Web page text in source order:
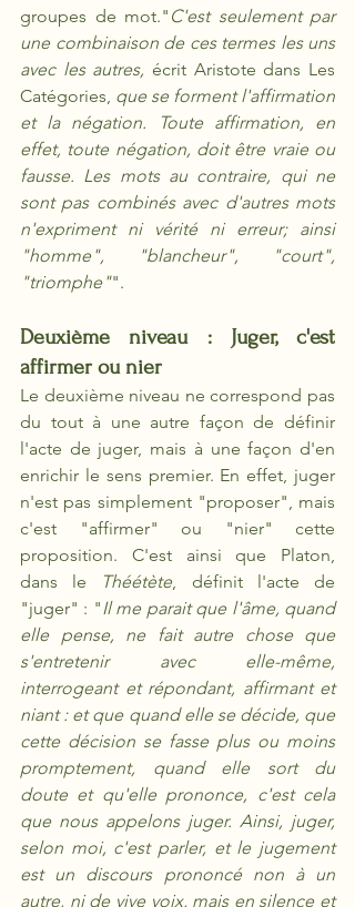
groupes de mot." C'est seulement par
une combinaison de ces termes les uns
avec les autres, écrit Aristote dans Les
Catégories, que se forment l'affirmation
et la négation. Toute affirmation, en
effet, toute négation, doit être vraie ou
fausse. Les mots au contraire, qui ne
sont pas combinés avec d'autres mots
n'expriment ni vérité ni erreur; ainsi
"homme", "blancheur", "court",
"triomphe"".
Deuxième niveau : Juger, c'est
affirmer ou nier
Le deuxième niveau ne correspond pas
du tout à une autre façon de définir
l'acte de juger, mais à une façon d'en
enrichir le sens premier. En effet, juger
n'est pas simplement "proposer", mais
c'est "affirmer" ou "nier" cette
proposition. C'est ainsi que Platon,
dans le
Théétète, définit l'acte de
"juger" : " Il me parait que l'âme, quand
elle pense, ne fait autre chose que
s'entretenir avec elle-même,
interrogeant et répondant, affirmant et
niant : et que quand elle se décide, que
cette décision se fasse plus ou moins
promptement, quand elle sort du
doute et qu'elle prononce, c'est cela
que nous appelons juger. Ainsi, juger,
selon moi, c'est parler, et le jugement
est un discours prononcé non à un
autre, ni de vive voix, mais en silence et